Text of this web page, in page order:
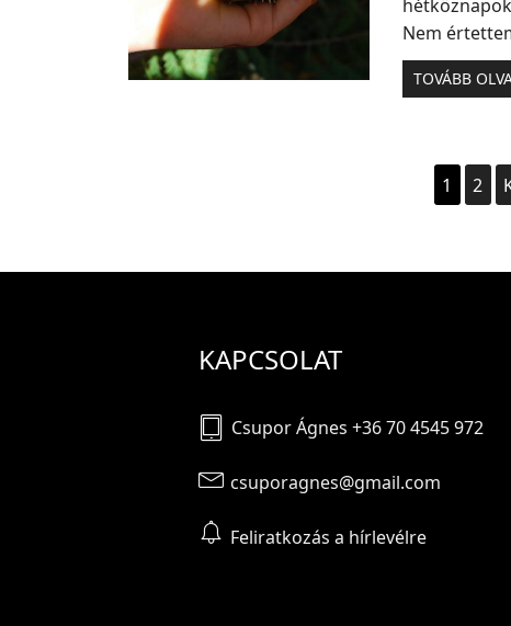
Nem
TOVÁBB
1 2
KAPCSOLAT
Csupor Ágnes +36 70 4545 972
csuporagnes@gmail.com
Feliratkozás a hírlevélre